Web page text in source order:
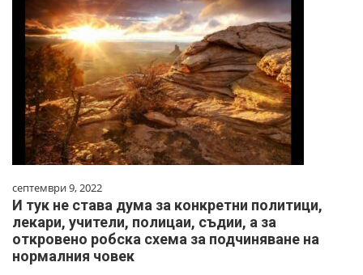
септември 9, 2022
И тук не става дума за конкретни политици,
лекари, учители, полицаи, съдии, а за
откровено робска схема за подчиняване на
нормалния човек